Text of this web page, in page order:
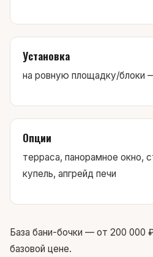
Установка
на ровную площадку/блоки
Опции
терраса, панорамное окно,
купель, апгрейд печи
База бани-бочки — от 200 000
базовой цене.